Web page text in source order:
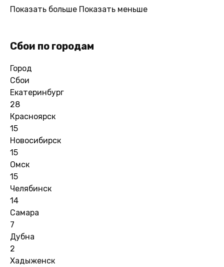
Показать больше Показать меньше
Сбои по городам
Город
Сбои
Екатеринбург
28
Красноярск
15
Новосибирск
15
Омск
15
Челябинск
14
Самара
7
Дубна
2
Хадыженск